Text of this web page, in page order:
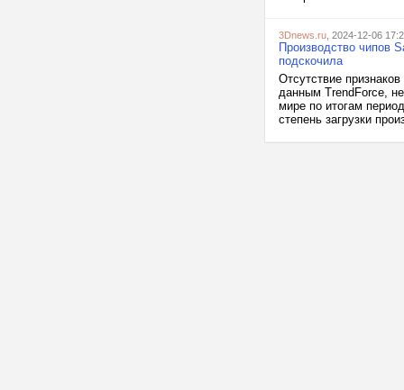
3Dnews.ru , 2024-12-06
Производство чипов
подскочила
Отсутствие
данным TrendForce,
мире по итогам
степень загрузки